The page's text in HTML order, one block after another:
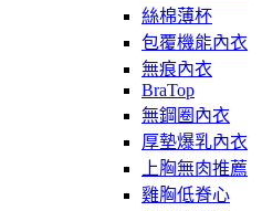
絲棉薄杯
包覆機能內衣
無痕內衣
BraTop
無鋼圈內衣
厚墊爆乳內衣
上胸無肉推薦
雞胸低脊心